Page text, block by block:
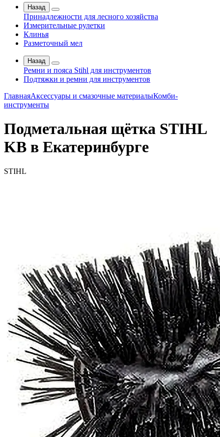
Назад
Принадлежности для лесного хозяйства
Измерительные рулетки
Клинья
Разметочный мел
Назад
Ремни и пояса Stihl для инструментов
Подтяжки и ремни для инструментов
ГлавнаяАксессуары и смазочные материалыКомби-
инструменты
Подметальная щётка STIHL
KB в Екатеринбурге
STIHL